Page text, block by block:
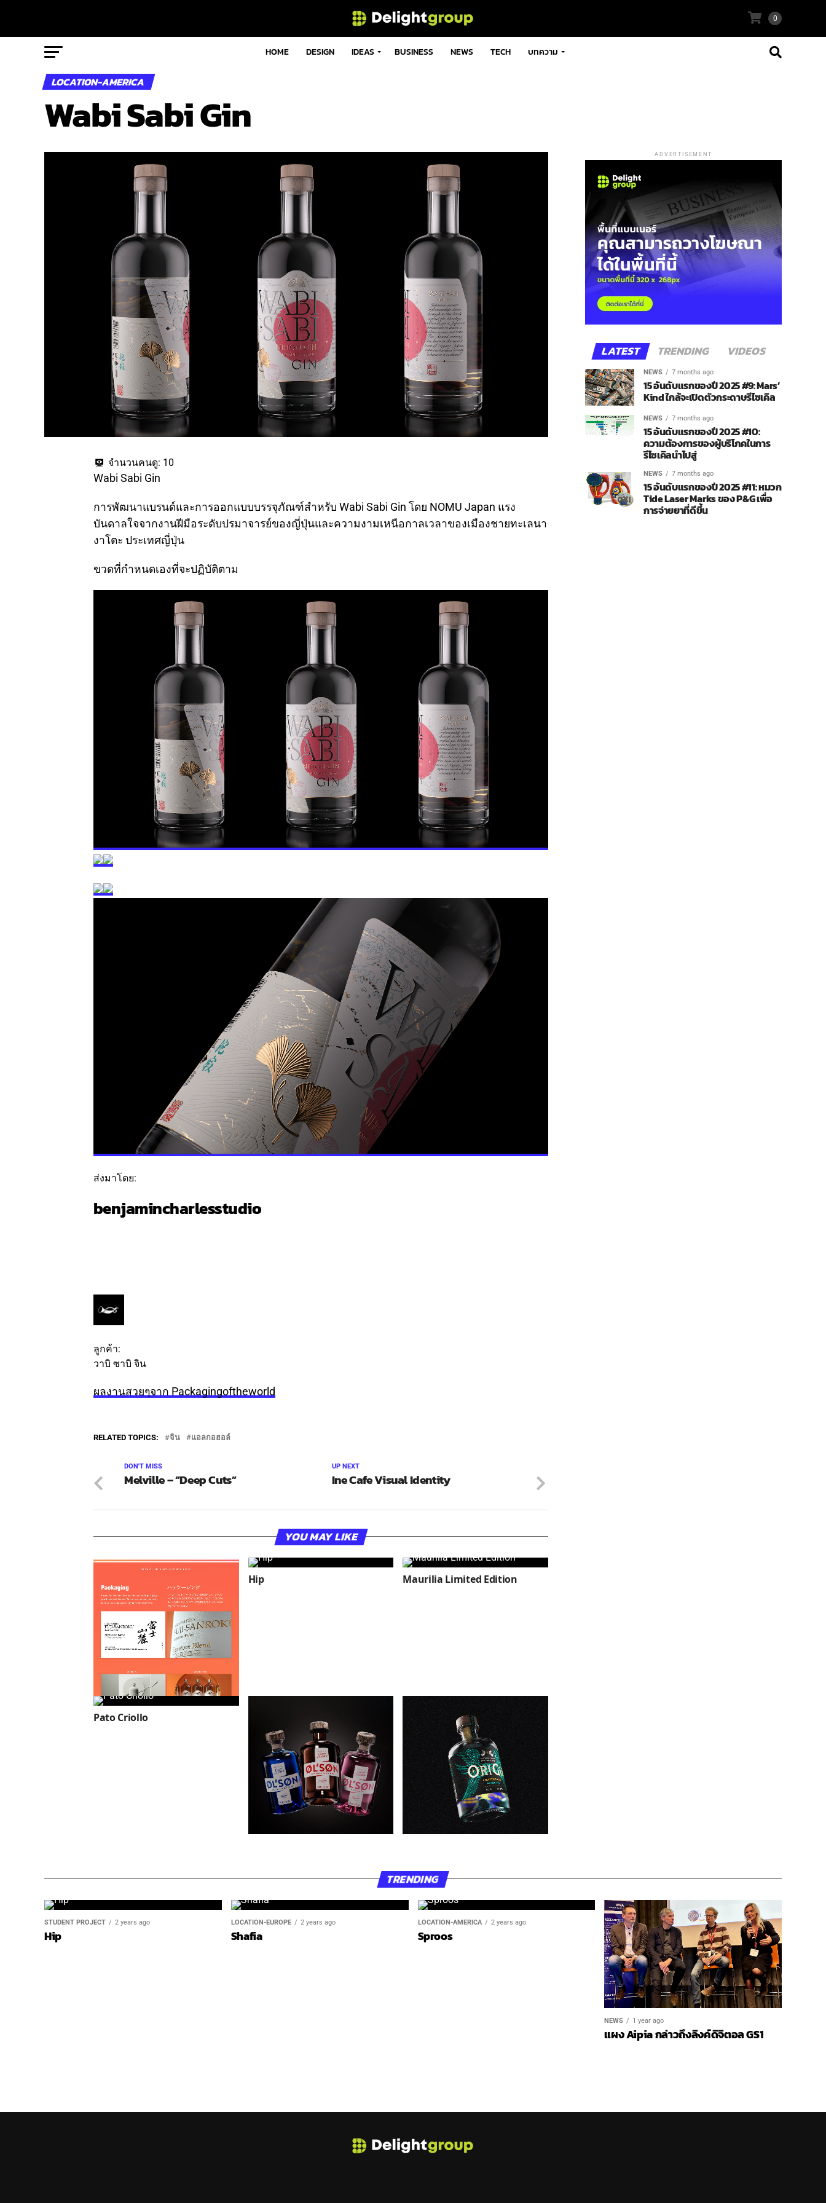
0
HOME DESIGN IDEAS BUSINESS NEWS TECH บทความ
LOCATION-AMERICA
Wabi Sabi Gin
จำนวนคนดู: 10
Wabi Sabi Gin
การพัฒนาแบรนด์และการออกแบบบรรจุภัณฑ์สำหรับ Wabi Sabi Gin โดย NOMU Japan แรง
บันดาลใจจากงานฝีมือระดับปรมาจารย์ของญี่ปุ่นและความงามเหนือกาลเวลาของเมืองชายทะเลนา
งาโตะ ประเทศญี่ปุ่น
ขวดที่กำหนดเองที่จะปฏิบัติตาม
ส่งมาโดย:
benjamincharlesstudio
ลูกค้า:
วาบิ ซาบิ จิน
ผลงานสวยๆจาก Packagingoftheworld
RELATED TOPICS: จิน แอลกอฮอล์
UP NEXT
Ine Cafe Visual Identity
DON'T MISS
Melville – “Deep Cuts”
YOU MAY LIKE
Hip Maurilia Limited Edition
Pato Criollo
ADVERTISEMENT
LATEST TRENDING VIDEOS
NEWS 7 months ago
15 อันดับแรกของปี 2025 #9: Mars’
Kind ใกล้จะเปิดตัวกระดาษรีไซเคิล
NEWS 7 months ago
15 อันดับแรกของปี 2025 #10:
ความต้องการของผู้บริโภคในการ
รีไซเคิลนำไปสู่
NEWS 7 months ago
15 อันดับแรกของปี 2025 #11: หมวก
Tide Laser Marks ของ P&G เพื่อ
การจ่ายยาที่ดีขึ้น
TRENDING
STUDENT PROJECT 2 years ago
Hip
LOCATION-EUROPE 2 years ago
Shafia
LOCATION-AMERICA 2 years ago
Sproos
NEWS 1 year ago
แผง Aipia กล่าวถึงลิงค์ดิจิตอล GS1